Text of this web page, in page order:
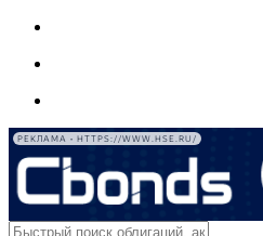
РЕКЛАМА • HTTPS://WWW.HSE.RU/